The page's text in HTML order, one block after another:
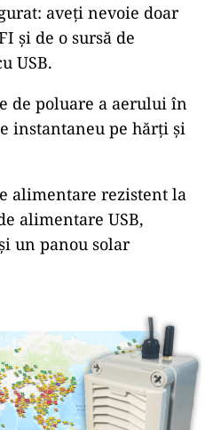
aveți nevoie doar
și de o sursă de
USB.
de poluare a aerului în
instantaneu pe hărți și
alimentare rezistent la
alimentare USB,
un panou solar